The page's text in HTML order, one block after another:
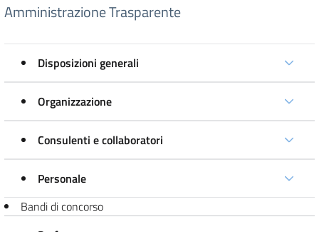
Amministrazione Trasparente
Disposizioni generali
Organizzazione
Consulenti e collaboratori
Personale
Bandi di concorso